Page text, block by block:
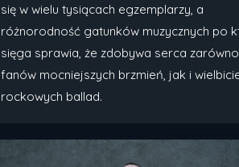
się w wielu tysiącach egzemplarzy, a
różnorodność gatunków muzycznych po
sięga sprawia, że zdobywa serca zarówno
fanów mocniejszych brzmień, jak i
rockowych ballad.